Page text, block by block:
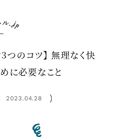
つのコツ】 無理なく快
に必要なこと
2023.04.28